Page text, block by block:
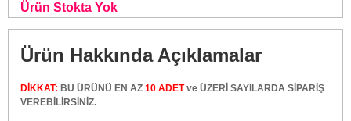
Ürün Stokta Yok
Ürün Hakkında Açıklamalar
DİKKAT: BU ÜRÜNÜ EN AZ 10 ADETve ÜZERİ SAYILARDA SİPARİŞ
VEREBİLİRSİNİZ.